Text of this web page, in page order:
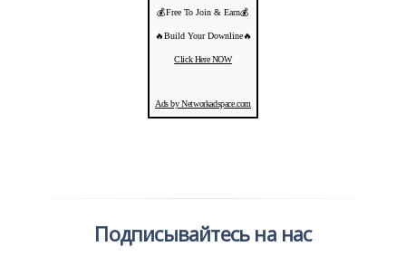
💰Free To Join & Earn💰
🔥Build Your Downline🔥
Click Here NOW
Ads by Networkadspace.com
Подписывайтесь на нас